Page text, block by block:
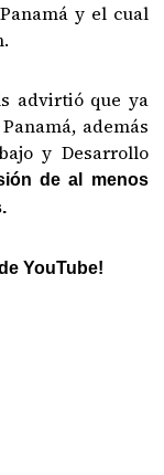
y el cual
advirtió que ya
además
y Desarrollo
de al menos
YouTube!